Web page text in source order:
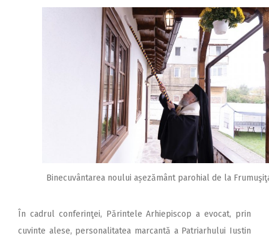
Binecuvântarea noului așezământ parohial de la
În cadrul conferinţei, Părintele Arhiepiscop a evocat, prin
cuvinte alese, personalitatea marcantă a Patriarhului Iustin